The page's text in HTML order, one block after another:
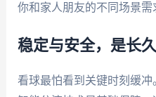
你和家人朋友的不同场景需
稳定与安全，是长
看球最怕看到关键时刻缓